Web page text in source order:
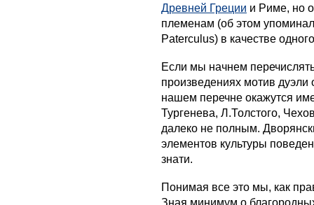
Древней Греции и Риме, но
племенам (об этом
Paterculus) в качестве
Если мы начнем
произведениях мотив дуэли
нашем перечне окажутся
Тургенева, Л.Толстого,
далеко не полным.
элементов культуры
знати.
Понимая все это мы, как
Зная минимум о